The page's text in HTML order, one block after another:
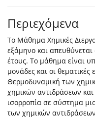
Περιεχόμενα
Το Μάθημα Χημικές
εξάμηνο και απευθύνεται
έτους. Το μάθημα είναι
μονάδες και οι θεματικές
Θερμοδυναμική των
χημικών αντιδράσεων
ισορροπία σε σύστημα
των χημικών